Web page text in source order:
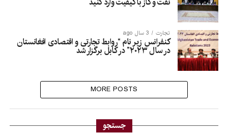
تجارت 3 سال ago
کنفرانس زیر نام “روابط تجارتی و اقتصادی افغانستان
در سال ۲۰۲۳” در کابل برگزار شد
MORE POSTS
جستجو